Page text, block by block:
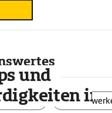
und
in